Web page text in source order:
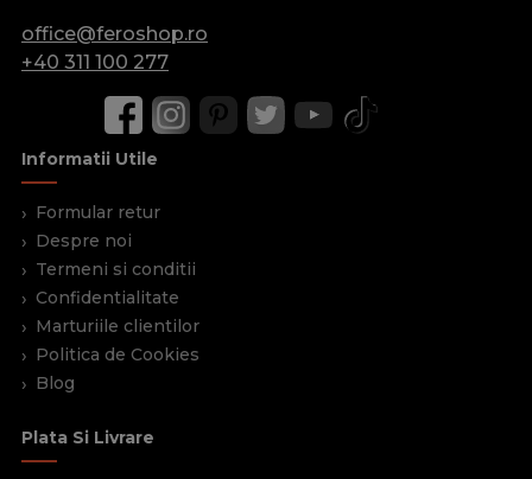
office@feroshop.ro
+40 311 100 277
Informatii Utile
Formular retur
Despre noi
Termeni si conditii
Confidentialitate
Marturiile clientilor
Politica de Cookies
Blog
Plata Si Livrare